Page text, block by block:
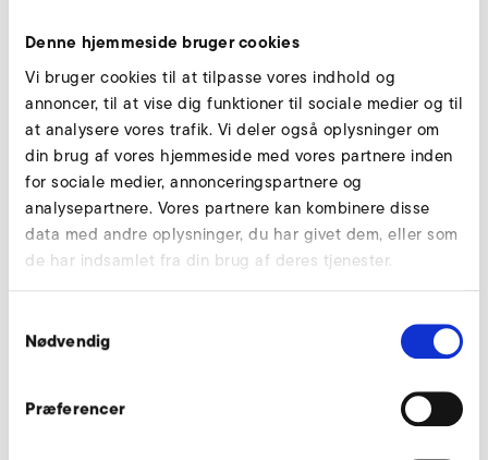
Denne hjemmeside bruger cookies
Vi bruger cookies til at tilpasse vores indhold og
annoncer, til at vise dig funktioner til sociale medier og til
at analysere vores trafik. Vi deler også oplysninger om
din brug af vores hjemmeside med vores partnere inden
for sociale medier, annonceringspartnere og
analysepartnere. Vores partnere kan kombinere disse
data med andre oplysninger, du har givet dem, eller som
de har indsamlet fra din brug af deres tjenester.
Nødvendig
Præferencer
Download
Downloads
HANDLEIDING